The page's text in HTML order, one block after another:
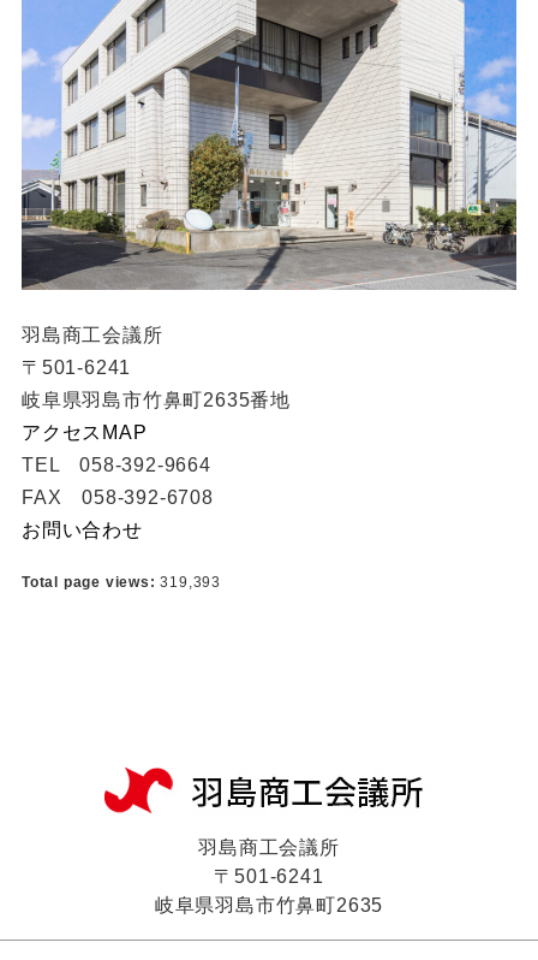
羽島商工会議所
〒501-6241
岐阜県羽島市竹鼻町2635番地
アクセスMAP
TEL 058-392-9664
FAX 058-392-6708
お問い合わせ
Total page views:319,393
羽島商工会議所
〒501-6241
岐阜県羽島市竹鼻町2635